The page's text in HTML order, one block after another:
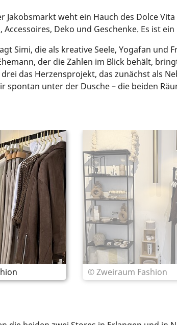
Jakobsmarkt weht ein Hauch des Dolce
Accessoires, Deko und Geschenke. Es ist
Simi, die als kreative Seele, Yogafan
der die Zahlen im Blick behält,
das Herzensprojekt, das zunächst als
spontan unter der Dusche – die beiden
© Zweiraum Fashion